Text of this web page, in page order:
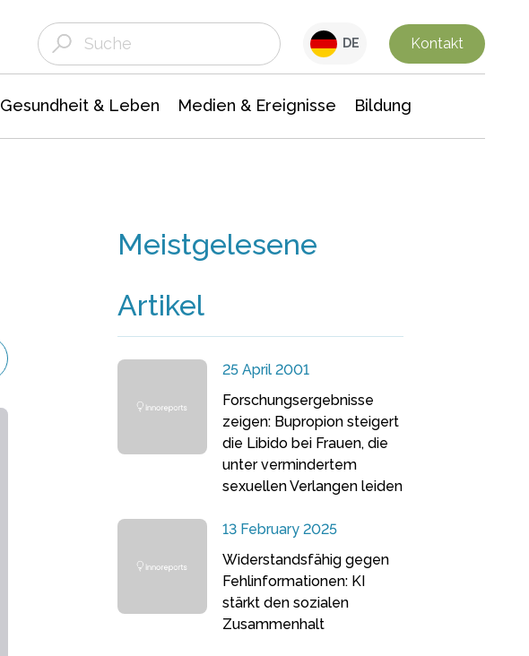
DE Kontakt
Gesundheit & Leben Medien & Ereignisse Bildung
Meistgelesene
Artikel
25 April 2001
Forschungsergebnisse
zeigen: Bupropion steigert
die Libido bei Frauen, die
unter vermindertem
sexuellen Verlangen leiden
13 February 2025
Widerstandsfähig gegen
Fehlinformationen: KI
stärkt den sozialen
Zusammenhalt